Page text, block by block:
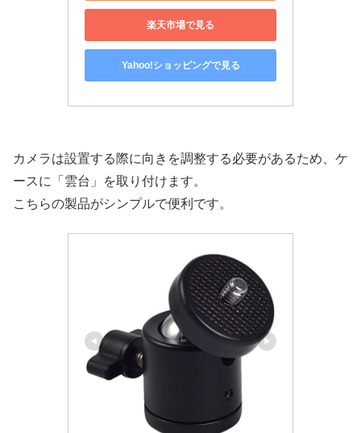
楽天市場で見る
Yahoo!ショッピングで見る
カメラは設置する際に向きを調整する必要があるため、ケ
ースに「雲台」を取り付けます。
こちらの製品がシンプルで便利です。